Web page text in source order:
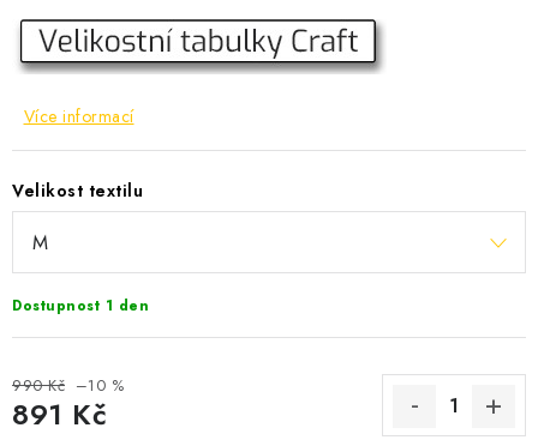
NOVINKY MIZUNO
Ochrana osobních údajů
Zásady používání souborů cookies
Více informací
Velikost textilu
Dostupnost 1 den
990 Kč –10 %
891 Kč